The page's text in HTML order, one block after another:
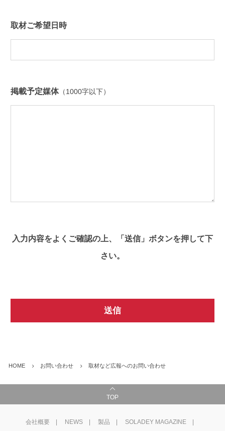
取材ご希望日時
掲載予定媒体（1000字以下）
入力内容をよくご確認の上、「送信」ボタンを押して下
さい。
HOME お問い合わせ 取材など広報へのお問い合わせ
TOP
会社概要 NEWS 製品 SOLADEY MAGAZINE